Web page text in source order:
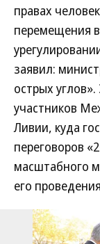
правах
перемещения
заявил:
острых
участников
Ливии, куда
переговоров
масштабного
его